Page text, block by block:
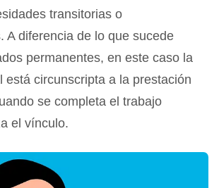
transitorias o
A diferencia de lo que sucede
permanentes, en este caso la
está circunscripta a la prestación
se completa el trabajo
el vínculo.